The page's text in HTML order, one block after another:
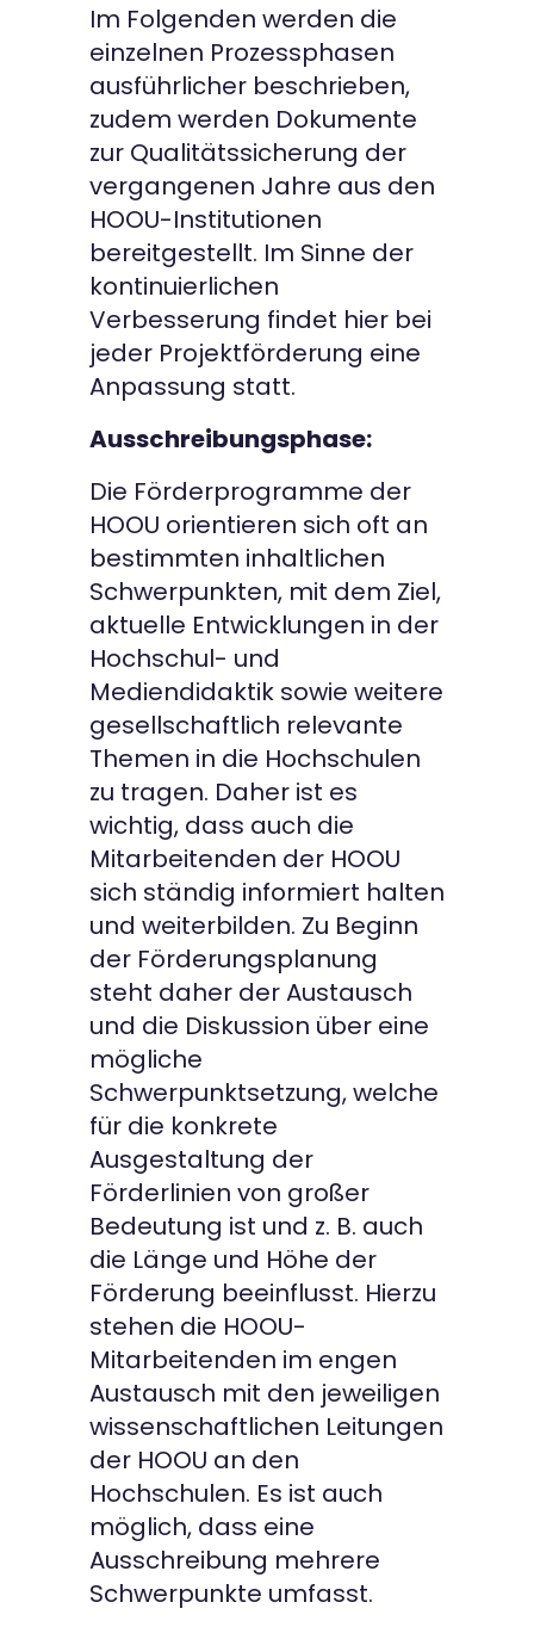
Im Folgenden werden die
einzelnen Prozessphasen
ausführlicher beschrieben,
zudem werden Dokumente
zur Qualitätssicherung der
vergangenen Jahre aus den
HOOU-Institutionen
bereitgestellt. Im Sinne der
kontinuierlichen
Verbesserung findet hier bei
jeder Projektförderung eine
Anpassung statt.
Ausschreibungsphase:
Die Förderprogramme der
HOOU orientieren sich oft an
bestimmten inhaltlichen
Schwerpunkten, mit dem Ziel,
aktuelle Entwicklungen in der
Hochschul- und
Mediendidaktik sowie weitere
gesellschaftlich relevante
Themen in die Hochschulen
zu tragen. Daher ist es
wichtig, dass auch die
Mitarbeitenden der HOOU
sich ständig informiert halten
und weiterbilden. Zu Beginn
der Förderungsplanung
steht daher der Austausch
und die Diskussion über eine
mögliche
Schwerpunktsetzung, welche
für die konkrete
Ausgestaltung der
Förderlinien von großer
Bedeutung ist und z. B. auch
die Länge und Höhe der
Förderung beeinflusst. Hierzu
stehen die HOOU-
Mitarbeitenden im engen
Austausch mit den jeweiligen
wissenschaftlichen Leitungen
der HOOU an den
Hochschulen. Es ist auch
möglich, dass eine
Ausschreibung mehrere
Schwerpunkte umfasst.